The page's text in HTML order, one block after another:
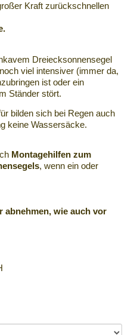
Kraft zurückschnellen
Dreiecksonnensegel
viel intensiver (immer da,
ist oder ein
Ständer stört.
bilden sich bei Regen auch
keine Wassersäcke.
Montagehilfen zum
, wenn ein oder
abnehmen, wie auch vor